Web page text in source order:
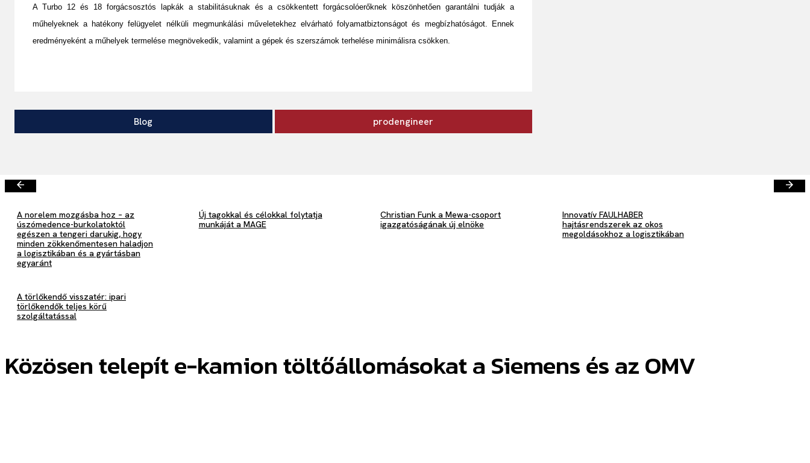
A Turbo 12 és 18 forgácsosztós lapkák a stabilitásuknak és a csökkentett forgácsolóerőknek köszönhetően garantálni tudják a
műhelyeknek a hatékony felügyelet nélküli megmunkálási műveletekhez elvárható folyamatbiztonságot és megbízhatóságot. Ennek
eredményeként a műhelyek termelése megnövekedik, valamint a gépek és szerszámok terhelése minimálisra csökken.
Blog prodengineer